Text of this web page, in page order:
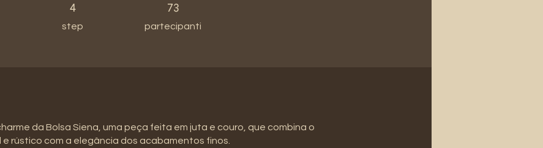
4
step
73
partecipanti
da Bolsa Siena, uma peça feita em juta e couro, que combina o
rústico com a elegância dos acabamentos finos.